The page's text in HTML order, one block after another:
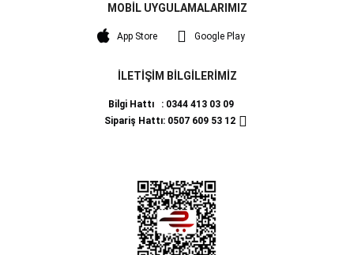
MOBİL UYGULAMALARIMIZ
App Store Google Play
İLETİŞİM BİLGİLERİMİZ
Bilgi Hattı : 0344 413 03 09
Sipariş Hattı: 0507 609 53 12